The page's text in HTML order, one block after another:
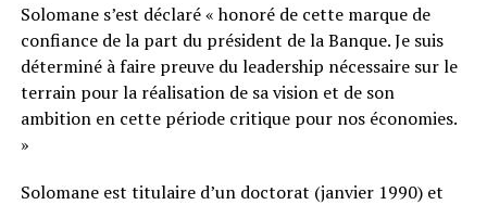
Solomane s’est déclaré « honoré de cette marque de
confiance de la part du président de la Banque. Je suis
déterminé à faire preuve du leadership nécessaire sur le
terrain pour la réalisation de sa vision et de son
ambition en cette période critique pour nos économies.
»
Solomane est titulaire d’un doctorat (janvier 1990) et